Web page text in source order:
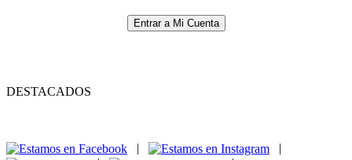
Entrar a Mi Cuenta
DESTACADOS
|
|